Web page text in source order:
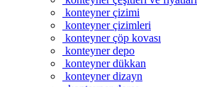
konteyner çizimi
konteyner çizimleri
konteyner çöp kovası
konteyner depo
konteyner dükkan
konteyner dizayn